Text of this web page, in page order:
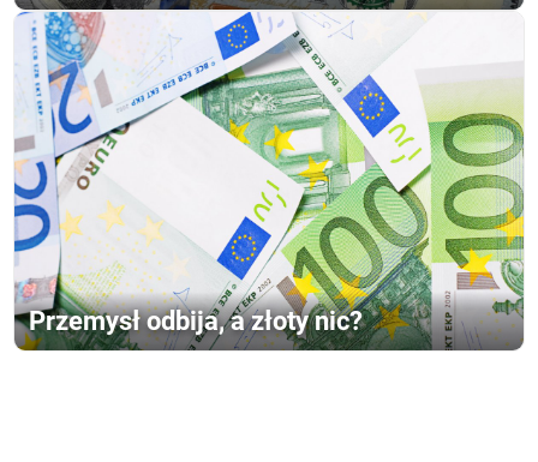
Przemysł odbija, a złoty nic?